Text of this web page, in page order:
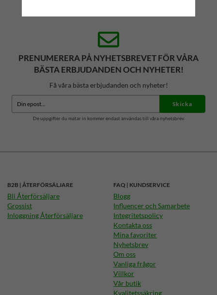
PRENUMERERA PÅ NYHETSBREVET FÖR VÅRA
BÄSTA ERBJUDANDEN OCH NYHETER!
Få våra bästa erbjudanden och nyheter!
Skicka
De uppgifter du matar in kommer endast användas till våra nyhetsbrev.
B2B | ÅTERFÖRSÄLJARE
Bli Återförsäljare
Grossist
Inloggning Återförsäljare
FAQ | KUNDSERVICE
Blogg
Influencer och Samarbete
Integritetspolicy
Kontakta oss
Mina favoriter
Nyhetsbrev
Om oss
Vanliga frågor
Villkor
Vår butik
Kvalitetssäkring